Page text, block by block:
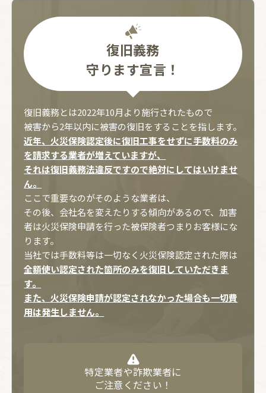
復旧義務
守ります宣言！
復旧義務とは2022年10月より施行されたもので
被害から2年以内に被害の復旧をすることを指します。
近年、火災保険認定後に復旧工事をせずに手数料のみ
を請求する業者が増えていますが、
それは復旧義務法違反ですので絶対にしてはいけませ
ん。
ここで重要なのがそのような業者は、
その後、会社名を変えたりする傾向があるので、加害
者は火災保険申請を行った被保険者つまりお客様にな
ります。
当社では手数料等は一切なく火災保険認定された際は
全額使い認定された箇所のみを復旧していただきま
す。
また、火災保険申請が認定されなかった場合も一切費
用は発生しません。
特定業者や詐欺業者に
ご注意ください！